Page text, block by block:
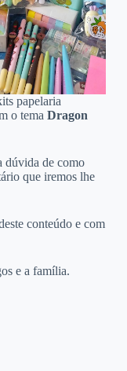
papelaria
o tema Dragon
dúvida de como
que iremos lhe
conteúdo e com
e a família.